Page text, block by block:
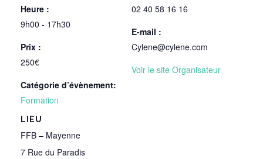
Heure :
9h00 - 17h30
Prix :
250€
Catégorie d’évènement:
Formation
LIEU
FFB – Mayenne
7 Rue du Paradis
02 40 58 16 16
E-mail :
Cylene@cylene.com
Voir le site Organisateur